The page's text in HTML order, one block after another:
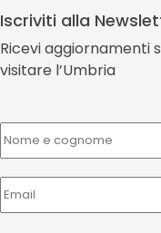
Iscriviti alla
Ricevi aggiornamenti
visitare l’Umbria